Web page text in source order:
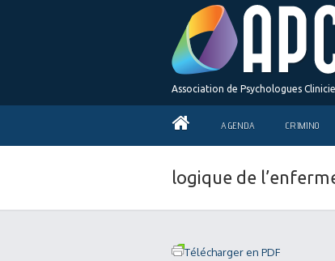
Association de Psychologues
AGENDA CRIMINO
logique de
Télécharger en PDF